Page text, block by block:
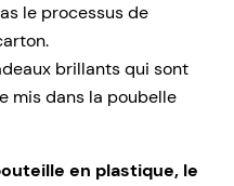
le processus de
brillants qui sont
mis dans la poubelle
en plastique, le